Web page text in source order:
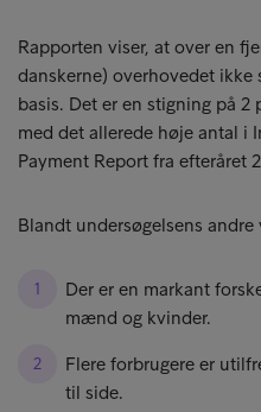
Rapporten viser, at over en
danskerne) overhovedet ikke
basis. Det er en stigning på
med det allerede høje antal i
Payment Report fra efteråret
Blandt undersøgelsens
Der er en markant
mænd og kvinder.
Flere forbrugere er
til side.